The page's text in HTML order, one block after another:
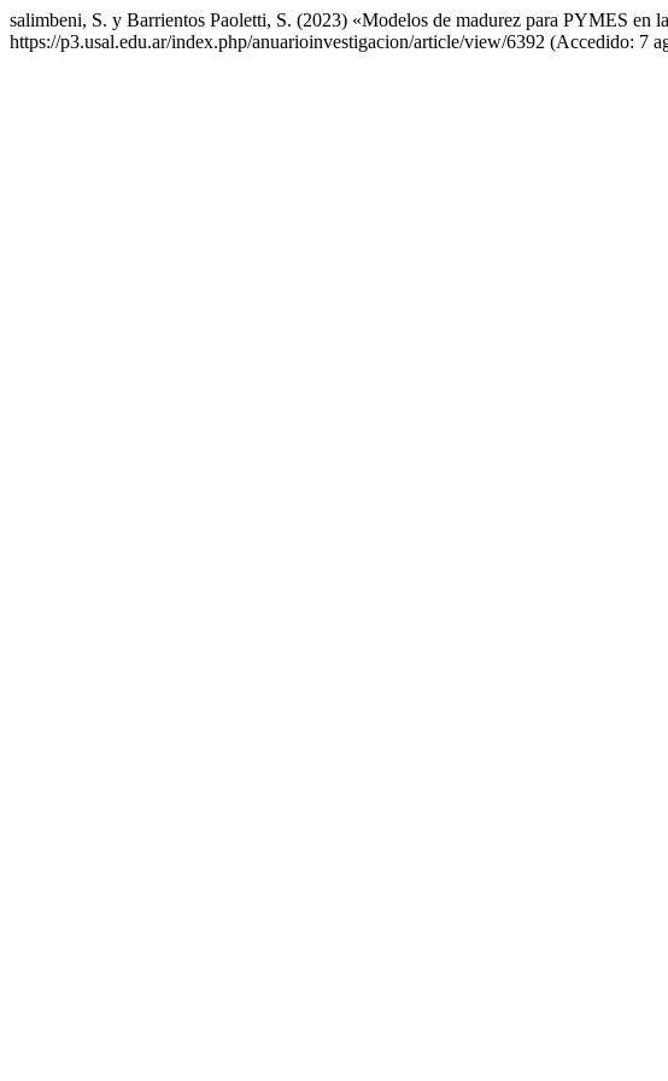
salimbeni, S. y Barrientos Paoletti, S. (2023) «Modelos de madurez para PYMES en
https://p3.usal.edu.ar/index.php/anuarioinvestigacion/article/view/6392 (Accedido: 7